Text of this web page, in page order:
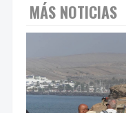
MÁS NOTICIAS